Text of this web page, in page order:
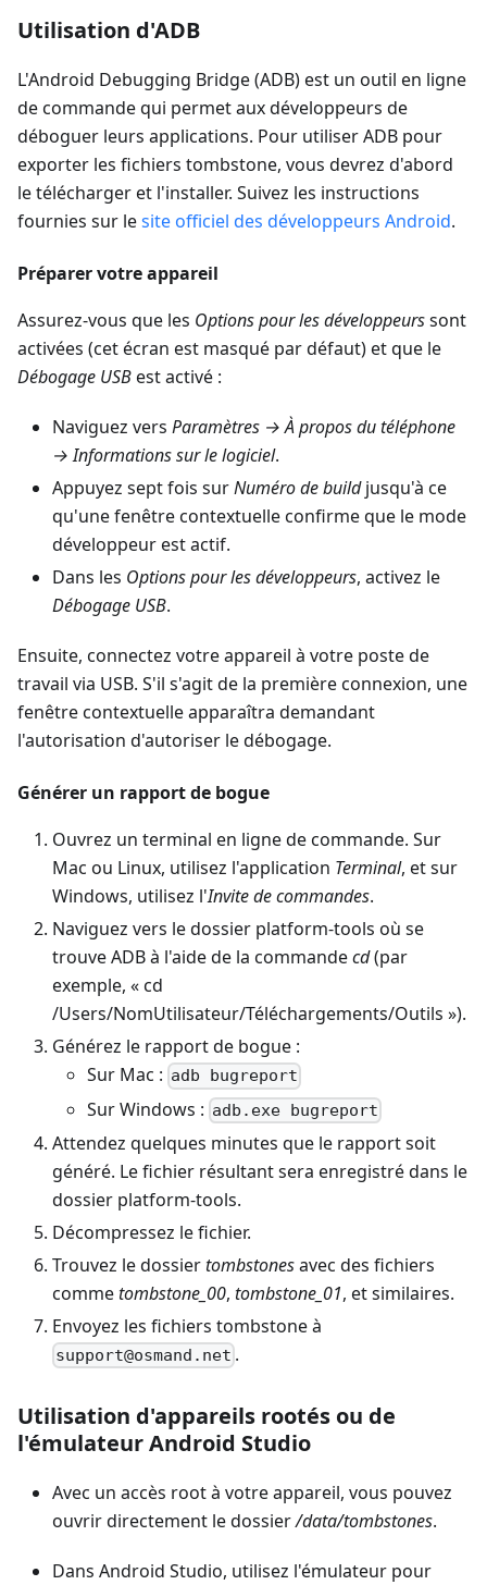
Utilisation d'ADB
L'Android Debugging Bridge (ADB) est un outil en ligne
de commande qui permet aux développeurs de
déboguer leurs applications. Pour utiliser ADB pour
exporter les fichiers tombstone, vous devrez d'abord
le télécharger et l'installer. Suivez les instructions
fournies sur lesite officiel des développeurs Android.
Préparer votre appareil
Assurez-vous que les Options pour les développeurssont
activées (cet écran est masqué par défaut) et que le
Débogage USBest activé :
Naviguez vers Paramètres → À propos du téléphone
→ Informations sur le logiciel.
Appuyez sept fois surNuméro de buildjusqu'à ce
qu'une fenêtre contextuelle confirme que le mode
développeur est actif.
Dans les Options pour les développeurs, activez le
Débogage USB.
Ensuite, connectez votre appareil à votre poste de
travail via USB. S'il s'agit de la première connexion, une
fenêtre contextuelle apparaîtra demandant
l'autorisation d'autoriser le débogage.
Générer un rapport de bogue
Ouvrez un terminal en ligne de commande. Sur
Mac ou Linux, utilisez l'application Terminal, et sur
Windows, utilisez l'Invite de commandes.
Naviguez vers le dossier platform-tools où se
trouve ADB à l'aide de la commandecd(par
exemple, « cd
/Users/NomUtilisateur/Téléchargements/Outils »).
Générez le rapport de bogue :
Sur Mac : adb bugreport
Sur Windows : adb.exe bugreport
Attendez quelques minutes que le rapport soit
généré. Le fichier résultant sera enregistré dans le
dossier platform-tools.
Décompressez le fichier.
Trouvez le dossiertombstonesavec des fichiers
commetombstone_00, tombstone_01, et similaires.
Envoyez les fichiers tombstone à
support@osmand.net .
Utilisation d'appareils rootés ou de
l'émulateur Android Studio
Avec un accès root à votre appareil, vous pouvez
ouvrir directement le dossier/data/tombstones.
Dans Android Studio, utilisez l'émulateur pour